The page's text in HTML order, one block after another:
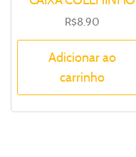
R$8.90
Adicionar ao
carrinho